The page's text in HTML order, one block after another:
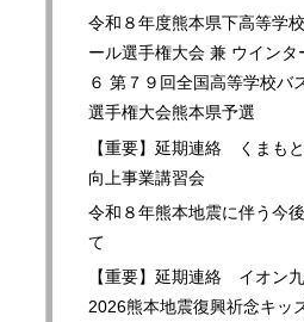
令和８年度熊本県下高等学
ール選手権大会 兼 ウインタ
６ 第７９回全国高等学校バ
選手権大会熊本県予選
【重要】延期連絡 くまも
向上事業講習会
令和８年熊本地震に伴う今
て
【重要】延期連絡 イオン
2026熊本地震復興祈念キッ